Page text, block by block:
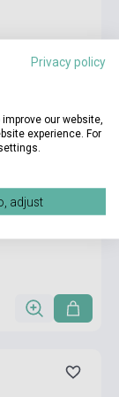
Privacy policy
our website,
experience. For
adjust